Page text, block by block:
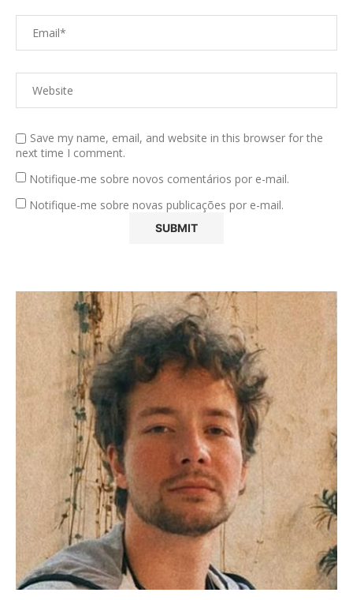
Save my name, email, and website in this browser for the
next time I comment.
Notifique-me sobre novos comentários por e-mail.
Notifique-me sobre novas publicações por e-mail.